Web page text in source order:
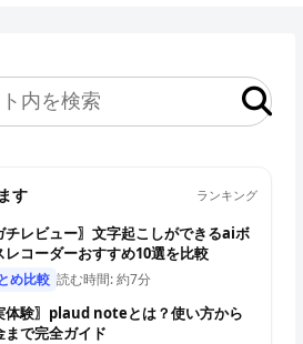
す ランキング
チレビュー〗文字起こしができるaiボ
レコーダーおすすめ10選を比較
め比較 読む時間: 約7分
体験〗plaud noteとは？使い方から
まで完全ガイド